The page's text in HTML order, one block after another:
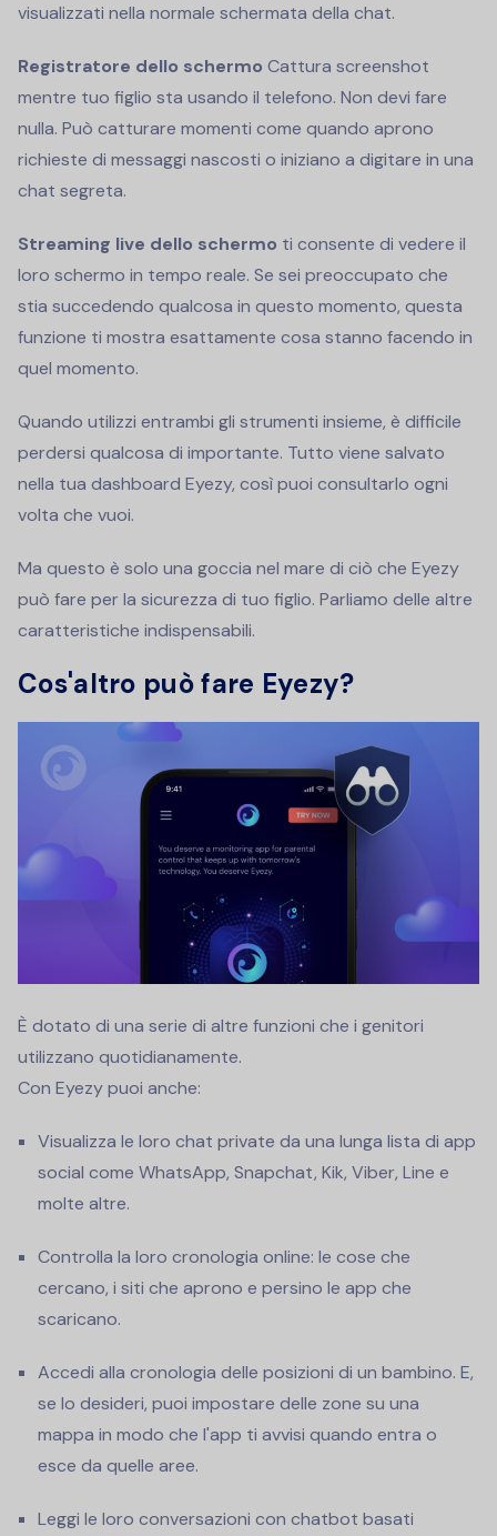
visualizzati nella normale schermata della chat.
Registratore dello schermo Cattura screenshot
mentre tuo figlio sta usando il telefono. Non devi fare
nulla. Può catturare momenti come quando aprono
richieste di messaggi nascosti o iniziano a digitare in una
chat segreta.
Streaming live dello schermo ti consente di vedere il
loro schermo in tempo reale. Se sei preoccupato che
stia succedendo qualcosa in questo momento, questa
funzione ti mostra esattamente cosa stanno facendo in
quel momento.
Quando utilizzi entrambi gli strumenti insieme, è difficile
perdersi qualcosa di importante. Tutto viene salvato
nella tua dashboard Eyezy, così puoi consultarlo ogni
volta che vuoi.
Ma questo è solo una goccia nel mare di ciò che Eyezy
può fare per la sicurezza di tuo figlio. Parliamo delle altre
caratteristiche indispensabili.
Cos'altro può fare Eyezy?
È dotato di una serie di altre funzioni che i genitori
utilizzano quotidianamente.
Con Eyezy puoi anche:
Visualizza le loro chat private da una lunga lista di app
social come WhatsApp, Snapchat, Kik, Viber, Line e
molte altre.
Controlla la loro cronologia online: le cose che
cercano, i siti che aprono e persino le app che
scaricano.
Accedi alla cronologia delle posizioni di un bambino. E,
se lo desideri, puoi impostare delle zone su una
mappa in modo che l'app ti avvisi quando entra o
esce da quelle aree.
Leggi le loro conversazioni con chatbot basati